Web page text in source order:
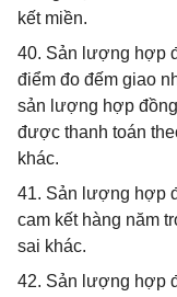
kết miền.
40. Sản lượng hợp
điểm đo đếm giao
sản lượng hợp
được thanh toán
khác.
41. Sản lượng hợp
cam kết hàng năm
sai khác.
42. Sản lượng hợp